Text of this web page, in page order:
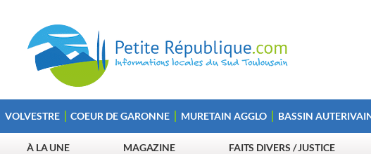
VOLVESTRE COEUR DE GARONNE MURETAIN AGGLO BASSIN
À LA UNE MAGAZINE FAITS DIVERS / JUSTICE